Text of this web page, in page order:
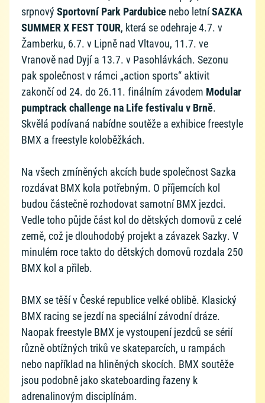
srpnový Sportovní Park Pardubice nebo letníSAZKA
SUMMER X FEST TOUR, která se odehraje 4.7. v
Žamberku, 6.7. v Lipně nad Vltavou, 11.7. ve
Vranově nad Dyjí a 13.7. v Pasohlávkách. Sezonu
pak společnost v rámci „action sports“ aktivit
zakončí od 24. do 26.11. finálním závodem Modular
pumptrack challenge na Life festivalu v Brně.
Skvělá podívaná nabídne soutěže a exhibice freestyle
BMX a freestyle koloběžkách.
Na všech zmíněných akcích bude společnost Sazka
rozdávat BMX kola potřebným. O příjemcích kol
budou částečně rozhodovat samotní BMX jezdci.
Vedle toho půjde část kol do dětských domovů z celé
země, což je dlouhodobý projekt a závazek Sazky. V
minulém roce takto do dětských domovů rozdala 250
BMX kol a přileb.
BMX se těší v České republice velké oblibě. Klasický
BMX racing se jezdí na speciální závodní dráze.
Naopak freestyle BMX je vystoupení jezdců se sérií
různě obtížných triků ve skateparcích, u rampách
nebo například na hliněných skocích. BMX soutěže
jsou podobně jako skateboarding řazeny k
adrenalinovým disciplínám.